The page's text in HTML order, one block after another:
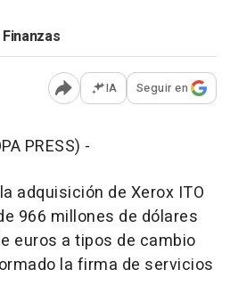
Abrir opciones para
IA Seguir en
PRESS) -
adquisición de Xerox ITO
966 millones de dólares
euros a tipos de cambio
la firma de servicios